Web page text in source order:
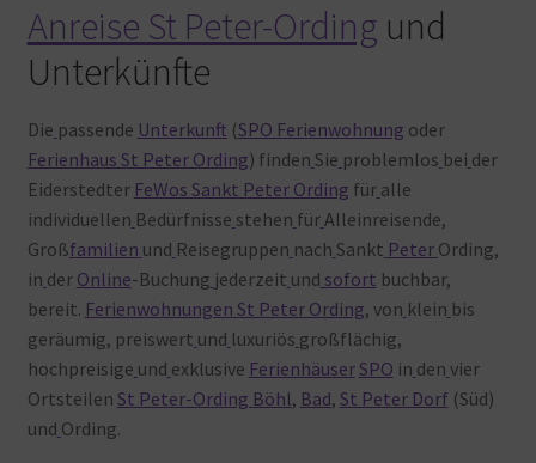
Anreise St Peter-Ording und
Unterkünfte
Die passende Unterkunft (SPO Ferienwohnung oder
Ferienhaus St Peter Ording) finden Sie problemlos bei der
Eiderstedter FeWos Sankt Peter Ording für alle
individuellen Bedürfnisse stehen für Alleinreisende,
Großfamilien und Reisegruppen nach Sankt Peter Ording,
in der Online-Buchung jederzeit und sofort buchbar,
bereit. Ferienwohnungen St Peter Ording, von klein bis
geräumig, preiswert und luxuriös großflächig,
hochpreisige und exklusive FerienhäuserSPO in den vier
Ortsteilen St Peter-Ording Böhl, Bad, St Peter Dorf (Süd)
und Ording.